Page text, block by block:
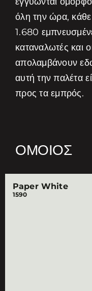
όλη την ώρα,
1.680
καταναλωτές και
απολαμβάνουν
αυτή την παλέτα
προς τα εμπρός.
ΌΜΟΙΟΣ
Paper White
1590